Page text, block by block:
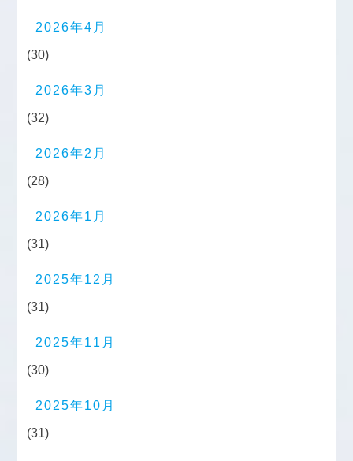
2026年4月
(30)
2026年3月
(32)
2026年2月
(28)
2026年1月
(31)
2025年12月
(31)
2025年11月
(30)
2025年10月
(31)